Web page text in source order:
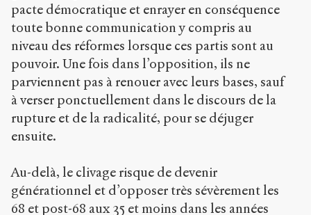
pacte démocratique et enrayer en conséquence
toute bonne communication y compris au
niveau des réformes lorsque ces partis sont au
pouvoir. Une fois dans l’opposition, ils ne
parviennent pas à renouer avec leurs bases, sauf
à verser ponctuellement dans le discours de la
rupture et de la radicalité, pour se déjuger
ensuite.
Au-delà, le clivage risque de devenir
générationnel et d’opposer très sévèrement les
68 et post-68 aux 35 et moins dans les années